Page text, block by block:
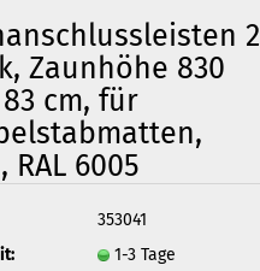
erstellen
vergessen?
2
Zaunhöhe 830
cm, für
RAL 6005
353041
1-3 Tage